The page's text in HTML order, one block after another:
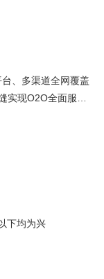
、多渠道全网覆盖
实现O2O全面服务
下均为兴